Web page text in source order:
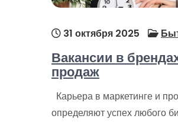
31 октября 2025
Вакансии в
продаж
Карьера в маркетинге и
определяют успех любого